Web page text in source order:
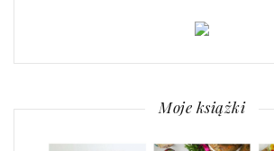
Moje książki